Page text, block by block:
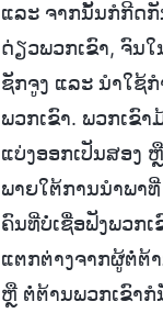
ແລະ ຈາກນັ້ນກໍກີດ
ດ່ຽວພວກເຂົາ, ຈົນ
ຊັກຈູງ ແລະ ນຳໃຊ້
ພວກເຂົາ. ພວກເຂົ
ແບ່ງອອກເປັນສອງ
ພາຍໃຕ້ການນຳພາ
ຄົນທີ່ບໍ່ເຊື່ອຟັງພວກ
ແຕກຕ່າງຈາກຜູ້ຕໍ່ຕ້
ຫຼື ຕໍ່ຕ້ານພວກເຂົາ